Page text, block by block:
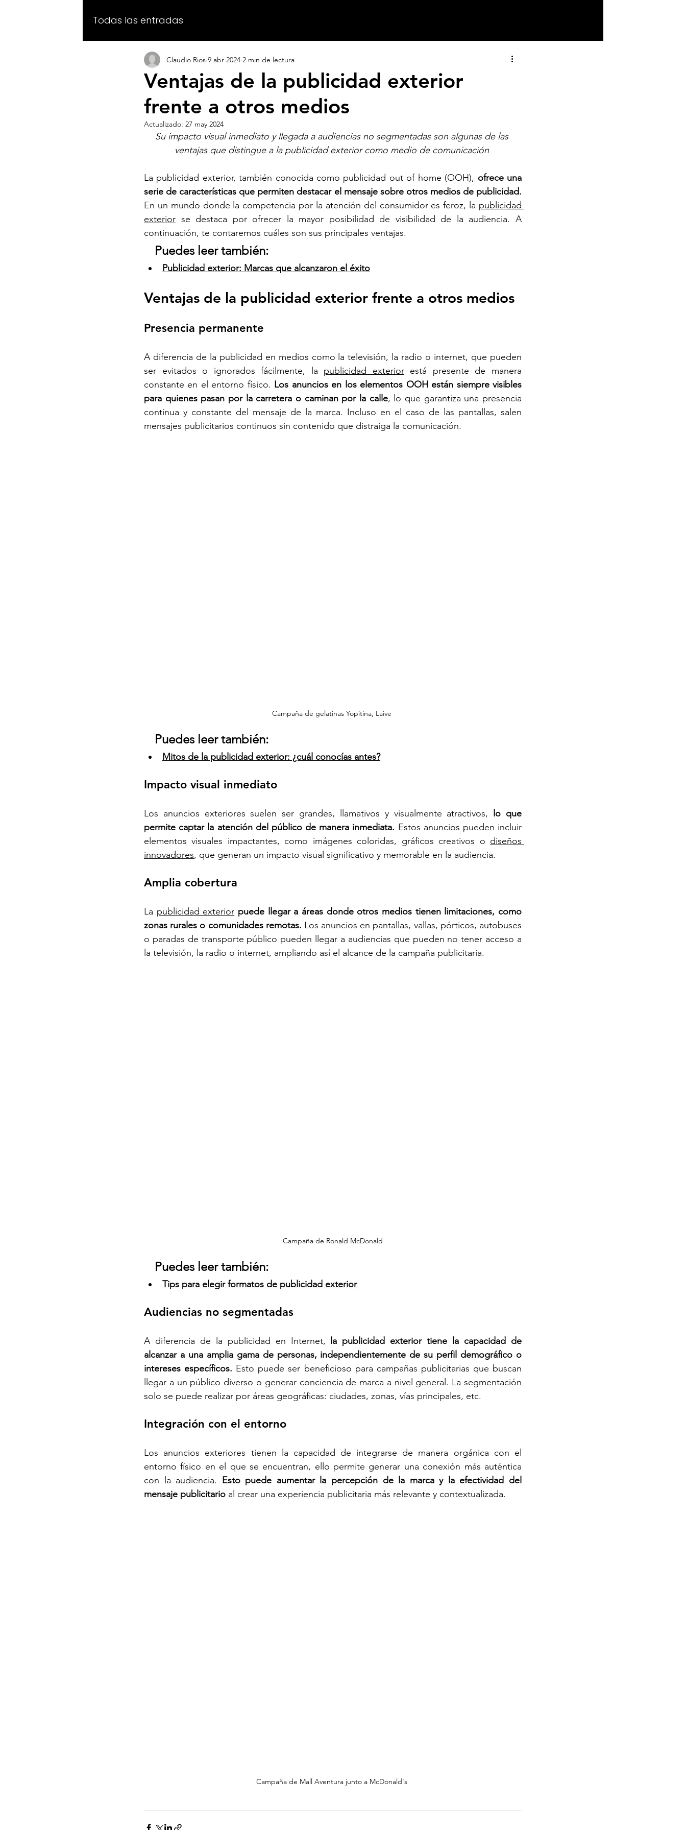
Todas las entradas
Ventajas de la publicidad exterior
frente a otros medios
Claudio Rios 9 abr 2024 2 min de lectura
Actualizado: 27 may 2024
Su impacto visual inmediato y llegada a audiencias no segmentadas son algunas de las
ventajas que distingue a la publicidad exterior como medio de comunicación
La publicidad exterior, también conocida como publicidad out of home (OOH), ofrece una
En un mundo donde la competencia por la atención del consumidor es feroz, la publicidad
exterior se destaca por ofrecer la mayor posibilidad de visibilidad de la audiencia. A
continuación, te contaremos cuáles son sus principales ventajas.
Puedes leer también:
Publicidad exterior: Marcas que alcanzaron el éxito
Ventajas de la publicidad exterior frente a otros medios
Presencia permanente
A diferencia de la publicidad en medios como la televisión, la radio o internet, que pueden
ser evitados o ignorados fácilmente, la publicidad exterior está presente de manera
constante en el entorno físico. Los anuncios en los elementos OOH están siempre visibles
para quienes pasan por la carretera o caminan por la calle, lo que garantiza una presencia
continua y constante del mensaje de la marca. Incluso en el caso de las pantallas, salen
mensajes publicitarios continuos sin contenido que distraiga la comunicación.
Campaña de gelatinas Yopitina, Laive
Puedes leer también:
Mitos de la publicidad exterior: ¿cuál conocías antes?
Impacto visual inmediato
Los anuncios exteriores suelen ser grandes, llamativos y visualmente atractivos,
lo que
permite captar la atención del público de manera inmediata. Estos anuncios pueden incluir
elementos visuales impactantes, como imágenes coloridas, gráficos creativos o diseños
innovadores, que generan un impacto visual significativo y memorable en la audiencia.
Amplia cobertura
La publicidad exterior puede llegar a áreas donde otros medios tienen limitaciones, como
zonas rurales o comunidades remotas. Los anuncios en pantallas, vallas, pórticos, autobuses
o paradas de transporte público pueden llegar a audiencias que pueden no tener acceso a
la televisión, la radio o internet, ampliando así el alcance de la campaña publicitaria.
Campaña de Ronald McDonald
Puedes leer también:
Tips para elegir formatos de publicidad exterior
Audiencias no segmentadas
A diferencia de la publicidad en Internet, la publicidad exterior tiene la capacidad de
alcanzar a una amplia gama de personas, independientemente de su perfil demográfico o
intereses específicos. Esto puede ser beneficioso para campañas publicitarias que buscan
llegar a un público diverso o generar conciencia de marca a nivel general. La segmentación
solo se puede realizar por áreas geográficas: ciudades, zonas, vías principales, etc.
Integración con el entorno
Los anuncios exteriores tienen la capacidad de integrarse de manera orgánica con el
entorno físico en el que se encuentran, ello permite generar una conexión más auténtica
con la audiencia. Esto puede aumentar la percepción de la marca y la efectividad del
mensaje publicitario al crear una experiencia publicitaria más relevante y contextualizada.
Campaña de Mall Aventura junto a McDonald's